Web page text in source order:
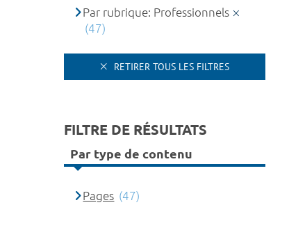
Par rubrique: Professionnels
(47)
RETIRER TOUS LES FILTRES
FILTRE DE RÉSULTATS
Par type de contenu
Pages (47)